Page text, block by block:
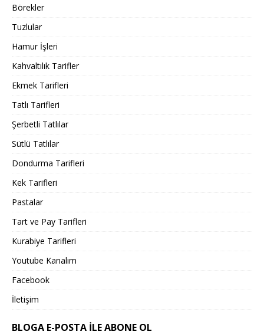
Börekler
Tuzlular
Hamur İşleri
Kahvaltılık Tarifler
Ekmek Tarifleri
Tatlı Tarifleri
Şerbetli Tatlılar
Sütlü Tatlılar
Dondurma Tarifleri
Kek Tarifleri
Pastalar
Tart ve Pay Tarifleri
Kurabiye Tarifleri
Youtube Kanalım
Facebook
İletişim
BLOGA E-POSTA ILE ABONE OL